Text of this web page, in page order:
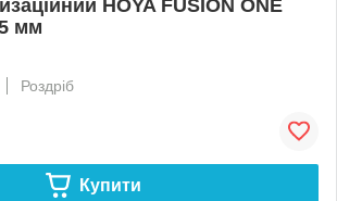
HOYA FUSION ONE
мм
Роздріб
Купити